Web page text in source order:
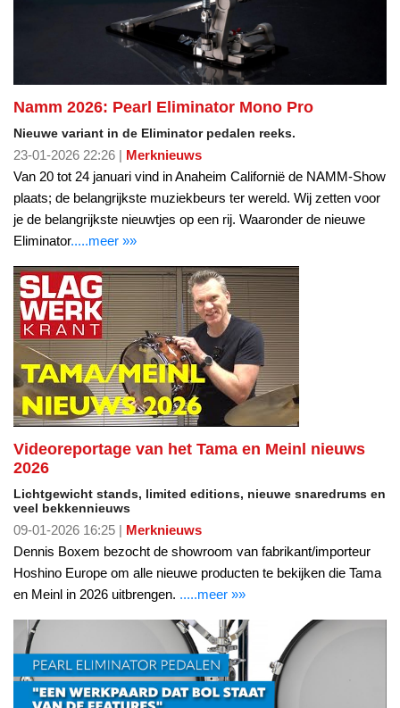
Namm 2026: Pearl Eliminator Mono Pro
Nieuwe variant in de Eliminator pedalen reeks.
23-01-2026 22:26 | Merknieuws
Van 20 tot 24 januari vind in Anaheim Californië de NAMM-Show
plaats; de belangrijkste muziekbeurs ter wereld. Wij zetten voor
je de belangrijkste nieuwtjes op een rij. Waaronder de nieuwe
Eliminator.....meer »»
Videoreportage van het Tama en Meinl nieuws
2026
Lichtgewicht stands, limited editions, nieuwe snaredrums en
veel bekkennieuws
09-01-2026 16:25 | Merknieuws
Dennis Boxem bezocht de showroom van fabrikant/importeur
Hoshino Europe om alle nieuwe producten te bekijken die Tama
en Meinl in 2026 uitbrengen. .....meer »»